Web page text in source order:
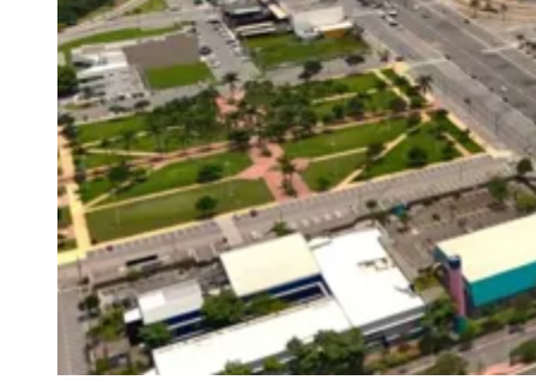
Cidades da Região
Santana de Parnaíba
Osasco CarapicuíbaJandiraItapeviCotia
Pirapora
do Bom JesusAraçariguamaCajamarCaieirasFranco da
RochaFrancisco MoratoTaboão da Serra Embu das ArtesSão Roque
Para Sua Empresa
Anuncie Regional
Guia de Empresas
Vagas na Região
Novo
Hub de Negócios
Guia Comercial
Selo Verificado
Portal Educacional
Agenda de Vestibulares
Vagas de Emprego
Concursos